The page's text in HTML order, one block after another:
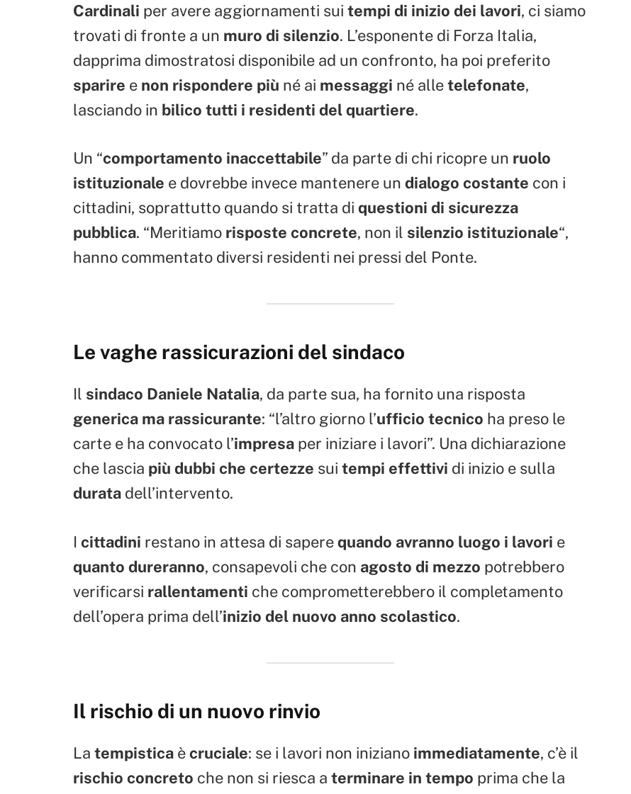
Cardinali per avere aggiornamenti sui tempi di inizio dei lavori, ci siamo
trovati di fronte a un muro di silenzio. L’esponente di Forza Italia,
dapprima dimostratosi disponibile ad un confronto, ha poi preferito
sparire e non rispondere più né ai messaggi né alletelefonate,
lasciando in bilico tutti i residenti del quartiere.
Un “comportamento inaccettabile” da parte di chi ricopre un ruolo
istituzionale e dovrebbe invece mantenere un dialogo costante con i
cittadini, soprattutto quando si tratta di questioni di sicurezza
pubblica. “Meritiamo risposte concrete, non il silenzio istituzionale“,
hanno commentato diversi residenti nei pressi del Ponte.
Le vaghe rassicurazioni del sindaco
Il sindaco Daniele Natalia, da parte sua, ha fornito una risposta
generica ma rassicurante: “l’altro giorno l’ufficio tecnico ha preso le
carte e ha convocato l’impresa per iniziare i lavori”. Una dichiarazione
che lascia più dubbi che certezze sui tempi effettivi di inizio e sulla
durata dell’intervento.
I cittadini restano in attesa di saperequando avranno luogo i lavori e
quanto dureranno, consapevoli che con agosto di mezzo potrebbero
verificarsi rallentamenti che comprometterebbero il completamento
dell’opera prima dell’inizio del nuovo anno scolastico.
Il rischio di un nuovo rinvio
La tempistica ècruciale: se i lavori non iniziano immediatamente, c’è il
rischio concreto che non si riesca a terminare in tempo prima che la